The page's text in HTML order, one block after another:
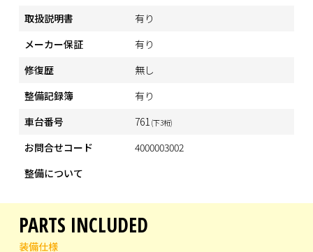
取扱説明書
有り
メーカー保証
有り
修復歴
無し
整備記録簿
有り
車台番号
761 (下3桁)
お問合せコード
4000003002
整備について
PARTS INCLUDED
装備仕様